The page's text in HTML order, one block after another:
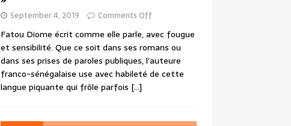
September 4, 2019 Comments Off
Fatou Diome écrit comme elle parle, avec fougue
et sensibilité. Que ce soit dans ses romans ou
dans ses prises de paroles publiques, l’auteure
franco-sénégalaise use avec habileté de cette
langue piquante qui frôle parfois […]